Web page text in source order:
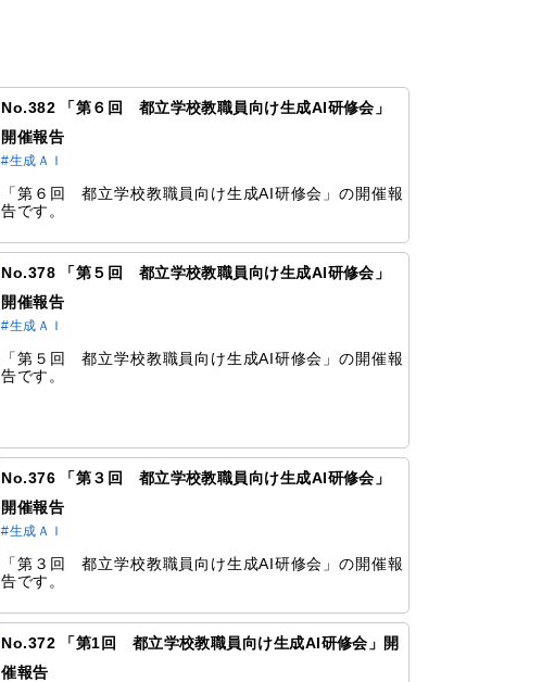
No.382 「第６回 都立学校教職員向け生成AI研修会」
開催報告
#生成ＡＩ
「第６回 都立学校教職員向け生成AI研修会」の開催報
告です。
No.378 「第５回 都立学校教職員向け生成AI研修会」
開催報告
#生成ＡＩ
「第５回 都立学校教職員向け生成AI研修会」の開催報
告です。
No.376 「第３回 都立学校教職員向け生成AI研修会」
開催報告
#生成ＡＩ
「第３回 都立学校教職員向け生成AI研修会」の開催報
告です。
No.372 「第1回 都立学校教職員向け生成AI研修会」開
催報告